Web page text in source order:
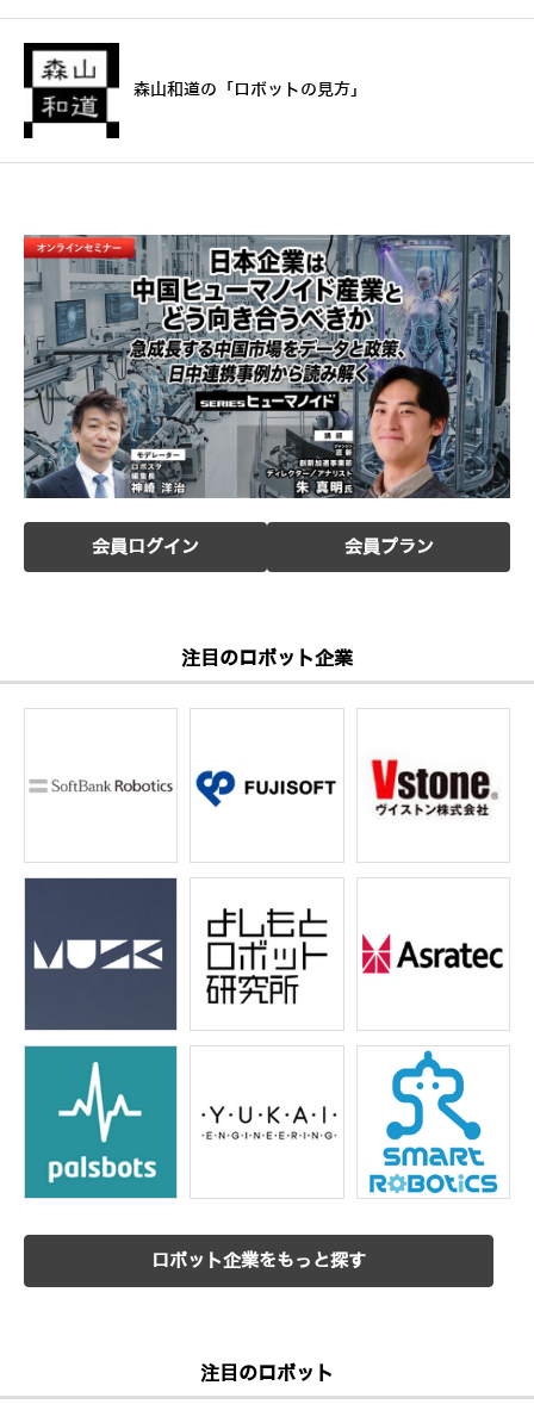
森山和道の「ロボットの見方」
会員ログイン 会員プラン
注目のロボット企業
ロボット企業をもっと探す
注目のロボット